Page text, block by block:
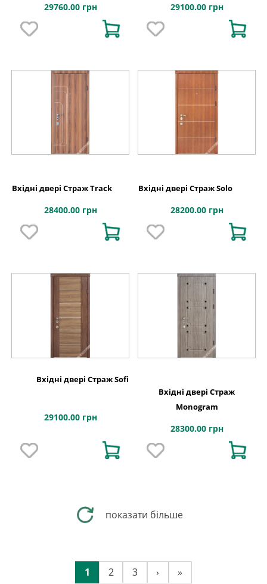
29760.00 грн 29100.00 грн
Вхідні двері Страж Track
28400.00 грн
Вхідні двері Страж Solo
28200.00 грн
Вхідні двері Страж Sofi
29100.00 грн
Вхідні двері Страж
Monogram
28300.00 грн
показати більше
1 2 3 › »